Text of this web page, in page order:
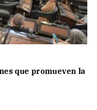
que promueven la